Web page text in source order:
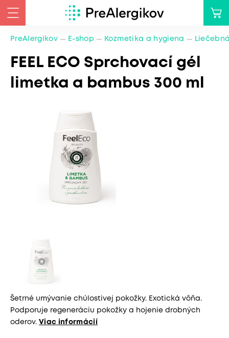
PreAlergikov E-shop Kozmetika a hygiena
FEEL ECO Sprchovací gél
limetka a bambus 300 ml
Šetrné umývanie chúlostivej pokožky. Exotická vôňa.
Podporuje regeneráciu pokožky a hojenie drobných
oderov. Viac informácií